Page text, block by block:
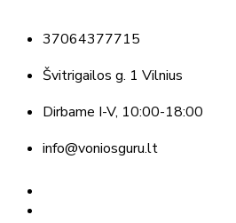
37064377715
Švitrigailos g. 1 Vilnius
Dirbame I-V, 10:00-18:00
info@voniosguru.lt